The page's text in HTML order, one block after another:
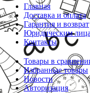
Главная
Доставка и оплата
Гарантия и возврат
Юридическим
Контакты
Товары в
Избранные товары
Новости
Авторизация